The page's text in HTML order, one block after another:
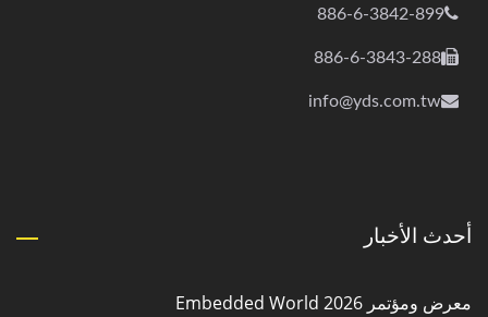
886-6-3842-899
886-6-3843-288
info@yds.com.tw
أحدث الأخبار
معرض ومؤتمر Embedded World 2026